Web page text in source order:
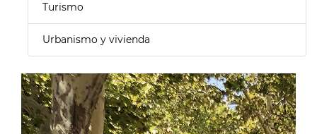
Turismo
Urbanismo y vivienda